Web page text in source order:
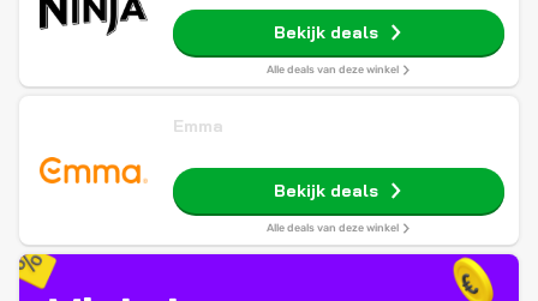
Bekijk deals
Alle deals van deze winkel
Emma
Bekijk deals
Alle deals van deze winkel